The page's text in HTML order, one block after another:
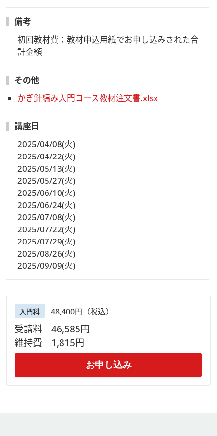
備考
初回教材費：教材申込用紙でお申し込みされた合
計金額
その他
かぎ針編み入門コース教材注文書.xlsx
講座日
2025/04/08(火)
2025/04/22(火)
2025/05/13(火)
2025/05/27(火)
2025/06/10(火)
2025/06/24(火)
2025/07/08(火)
2025/07/22(火)
2025/07/29(火)
2025/08/26(火)
2025/09/09(火)
入門科 48,400円（税込）
受講料 46,585円
維持費 1,815円
お申し込み